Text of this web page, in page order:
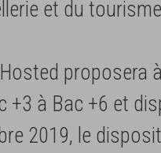
et du
proposera
+3 à Bac +6 et
2019, le